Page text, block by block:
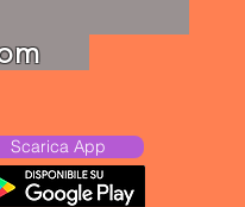
Scarica App